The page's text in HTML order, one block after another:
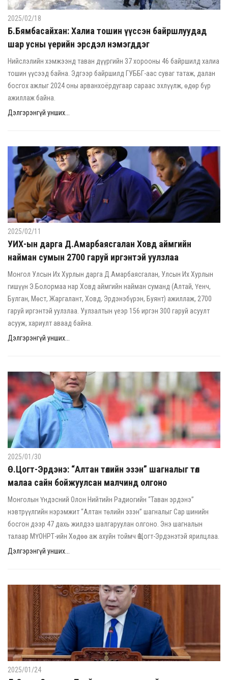
2025/02/18
Б.Бямбасайхан: Халиа тошин үүссэн байршлуудад
шар усны үерийн эрсдэл нэмэгддэг
Нийслэлийн хэмжээнд таван дүүргийн 37 хорооны 46 байршилд халиа
тошин үүсээд байна. Эдгээр байршилд ГУББГ-аас суваг татаж, далан
босгох ажлыг 2024 оны арванхоёрдугаар сараас эхлүүлж, өдөр бүр
ажиллаж байна.
Дэлгэрэнгүй унших...
2025/02/11
УИХ-ын дарга Д.Амарбаясгалан Ховд аймгийн
найман сумын 2700 гаруй иргэнтэй уулзлаа
Монгол Улсын Их Хурлын дарга Д.Амарбаясгалан, Улсын Их Хурлын
гишүүн Э.Болормаа нар Ховд аймгийн найман суманд (Алтай, Үенч,
Булган, Мөст, Жаргалант, Ховд, Эрдэнэбүрэн, Буянт) ажиллаж, 2700
гаруй иргэнтэй уулзлаа. Уулзалтын үеэр 156 иргэн 300 гаруй асуулт
асууж, хариулт аваад байна.
Дэлгэрэнгүй унших...
2025/01/30
Ө.Цогт-Эрдэнэ: “Алтан төлийн эзэн” шагналыг төл
малаа сайн бойжуулсан малчинд олгоно
Монголын Үндэсний Олон Нийтийн Радиогийн “Таван эрдэнэ”
нэвтрүүлгийн нэрэмжит “Алтан төлийн эзэн” шагналыг Сар шинийн
босгон дээр 47 дахь жилдээ шалгаруулан олгоно. Энэ шагналын
талаар МҮОНРТ-ийн Хөдөө аж ахуйн тоймч Ө.Цогт-Эрдэнэтэй ярилцлаа.
Дэлгэрэнгүй унших...
2025/01/24